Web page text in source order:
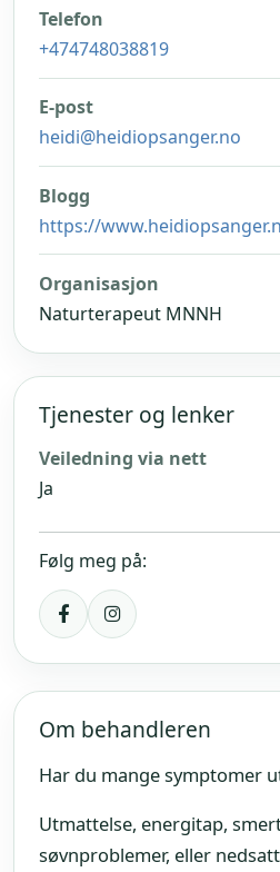
Telefon
+474748038819
E-post
heidi@heidiopsanger.no
Blogg
https://
Organisasjon
Naturterapeut MNNH
Tjenester og lenker
Veiledning via nett
Ja
Følg meg på:
Om behandleren
Har du mange symptomer
Utmattelse, energitap,
søvnproblemer, eller